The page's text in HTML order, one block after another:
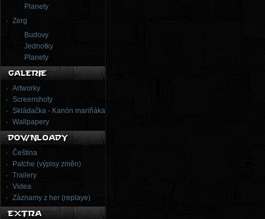
Planety
Zerg
Budovy
Jednotky
Planety
Artworky
Screenshoty
Skládačka - Kanón mariňáka
Wallpapery
Čeština
Patche (výpisy změn)
Trailery
Videa
Záznamy z her (replaye)